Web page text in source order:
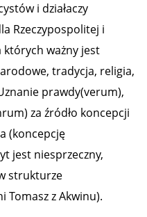
i działaczy
Rzeczypospolitej i
których ważny jest
tradycja, religia,
prawdy(verum),
za źródło koncepcji
(koncepcję
jest niesprzeczny,
strukturze
Tomasz z Akwinu).